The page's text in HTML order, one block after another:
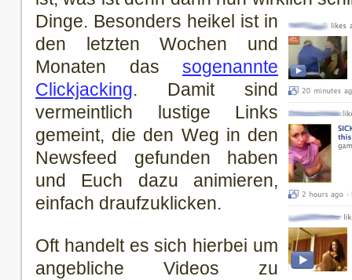
Dinge. Besonders heikel ist in
den letzten Wochen und
Monaten das sogenannte
Clickjacking. Damit sind
vermeintlich lustige Links
gemeint, die den Weg in den
Newsfeed gefunden haben
und Euch dazu animieren,
einfach draufzuklicken.
Oft handelt es sich hierbei um
angebliche Videos zu